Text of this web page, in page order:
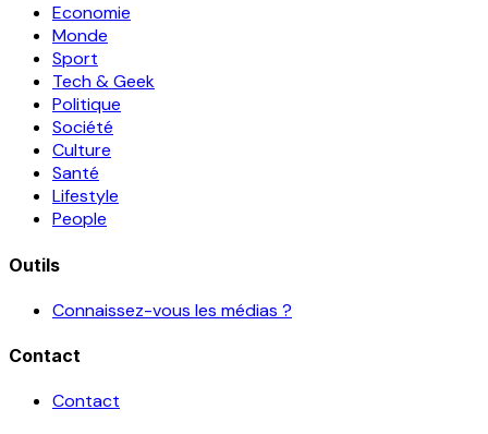
Economie
Monde
Sport
Tech & Geek
Politique
Société
Culture
Santé
Lifestyle
People
Outils
Connaissez-vous les médias ?
Contact
Contact